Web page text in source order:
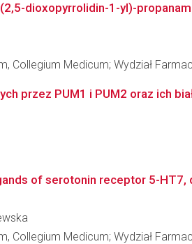
dioxopyrrolidin-1-yl)-
Collegium Medicum; Wydział
przez PUM1 i PUM2 oraz ich
of serotonin receptor 5-
Collegium Medicum; Wydział